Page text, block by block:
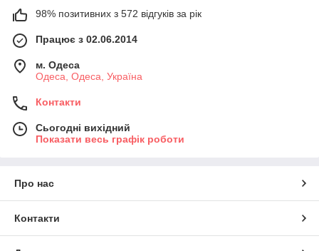
98% позитивних з 572 відгуків за рік
Працює з 02.06.2014
м. Одеса
Одеса, Одеса, Україна
Контакти
Сьогодні вихідний
Показати весь графік роботи
Про нас
Контакти